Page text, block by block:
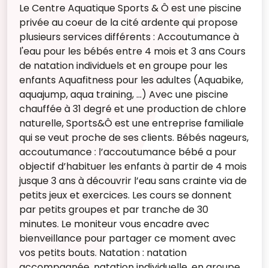
Le Centre Aquatique Sports & Ô est une piscine
privée au coeur de la cité ardente qui propose
plusieurs services différents : Accoutumance à
l'eau pour les bébés entre 4 mois et 3 ans Cours
de natation individuels et en groupe pour les
enfants Aquafitness pour les adultes (Aquabike,
aquajump, aqua training, ...) Avec une piscine
chauffée à 31 degré et une production de chlore
naturelle, Sports&Ô est une entreprise familiale
qui se veut proche de ses clients. Bébés nageurs,
accoutumance : l’accoutumance bébé a pour
objectif d’habituer les enfants à partir de 4 mois
jusque 3 ans à découvrir l’eau sans crainte via de
petits jeux et exercices. Les cours se donnent
par petits groupes et par tranche de 30
minutes. Le moniteur vous encadre avec
bienveillance pour partager ce moment avec
vos petits bouts. Natation : natation